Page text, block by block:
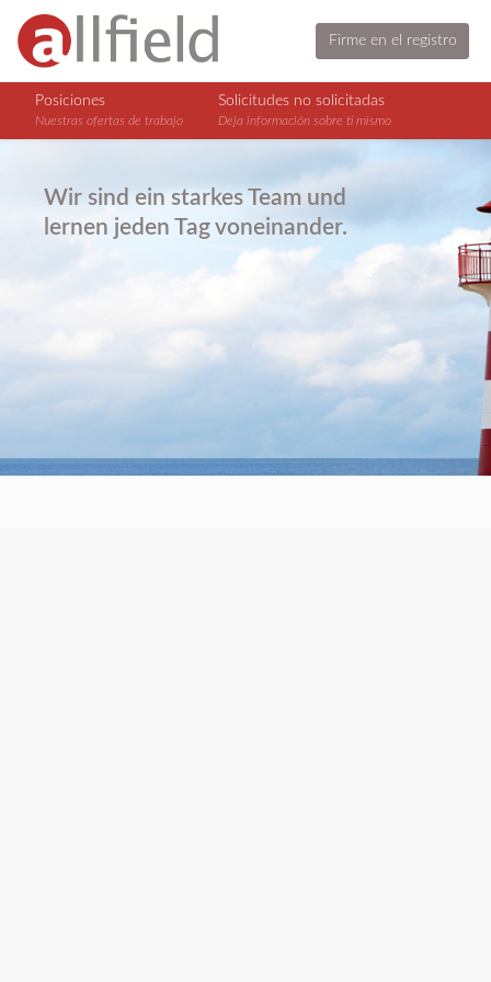
Firme en el registro
Posiciones
Nuestras ofertas de trabajo
Solicitudes no solicitadas
Deja información sobre ti mismo
Wir sind ein starkes Team und
lernen jeden Tag voneinander.